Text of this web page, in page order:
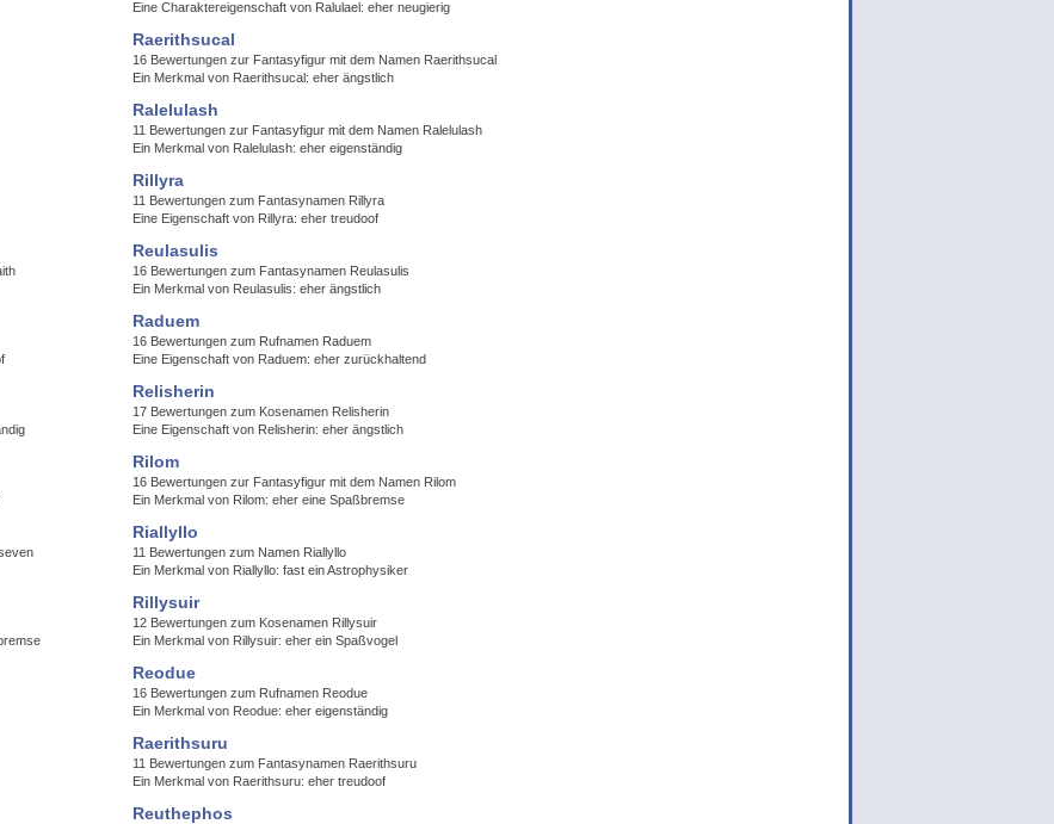
Eine Charaktereigenschaft von Ralulael: eher neugierig
Raerithsucal
16 Bewertungen zur Fantasyfigur mit dem Namen Raerithsucal
Ein Merkmal von Raerithsucal: eher ängstlich
Ralelulash
11 Bewertungen zur Fantasyfigur mit dem Namen Ralelulash
Ein Merkmal von Ralelulash: eher eigenständig
Rillyra
11 Bewertungen zum Fantasynamen Rillyra
Eine Eigenschaft von Rillyra: eher treudoof
Reulasulis
16 Bewertungen zum Fantasynamen Reulasulis
Ein Merkmal von Reulasulis: eher ängstlich
Raduem
16 Bewertungen zum Rufnamen Raduem
Eine Eigenschaft von Raduem: eher zurückhaltend
Relisherin
17 Bewertungen zum Kosenamen Relisherin
Eine Eigenschaft von Relisherin: eher ängstlich
Rilom
16 Bewertungen zur Fantasyfigur mit dem Namen Rilom
Ein Merkmal von Rilom: eher eine Spaßbremse
Riallyllo
11 Bewertungen zum Namen Riallyllo
Ein Merkmal von Riallyllo: fast ein Astrophysiker
Rillysuir
12 Bewertungen zum Kosenamen Rillysuir
Ein Merkmal von Rillysuir: eher ein Spaßvogel
Reodue
16 Bewertungen zum Rufnamen Reodue
Ein Merkmal von Reodue: eher eigenständig
Raerithsuru
11 Bewertungen zum Fantasynamen Raerithsuru
Ein Merkmal von Raerithsuru: eher treudoof
Reuthephos